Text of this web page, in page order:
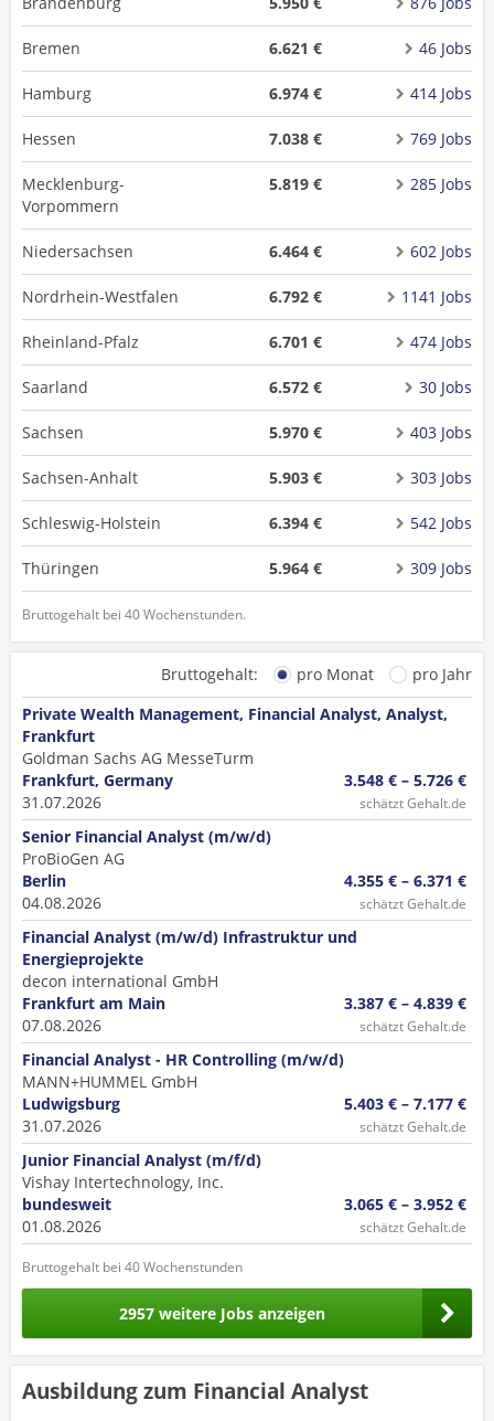
Bremen 6.621 € 46 Jobs
Hamburg 6.974 € 414 Jobs
Hessen 7.038 € 769 Jobs
Mecklenburg-
Vorpommern
5.819 € 285 Jobs
Niedersachsen 6.464 € 602 Jobs
Nordrhein-Westfalen 6.792 € 1141 Jobs
Rheinland-Pfalz 6.701 € 474 Jobs
Saarland 6.572 € 30 Jobs
Sachsen 5.970 € 403 Jobs
Sachsen-Anhalt 5.903 € 303 Jobs
Schleswig-Holstein 6.394 € 542 Jobs
Thüringen 5.964 € 309 Jobs
Bruttogehalt bei 40 Wochenstunden.
Bruttogehalt: pro Monat
pro Jahr
Private Wealth Management, Financial Analyst, Analyst,
Frankfurt
Goldman Sachs AG MesseTurm
Frankfurt, Germany
31.07.2026
3.548 € – 5.726 €
schätzt Gehalt.de
Senior Financial Analyst (m/w/d)
ProBioGen AG
Berlin
04.08.2026
4.355 € – 6.371 €
schätzt Gehalt.de
Financial Analyst (m/w/d) Infrastruktur und
Energieprojekte
decon international GmbH
Frankfurt am Main
07.08.2026
3.387 € – 4.839 €
schätzt Gehalt.de
Financial Analyst - HR Controlling (m/w/d)
MANN+HUMMEL GmbH
Ludwigsburg
31.07.2026
5.403 € – 7.177 €
schätzt Gehalt.de
Junior Financial Analyst (m/f/d)
Vishay Intertechnology, Inc.
bundesweit
01.08.2026
3.065 € – 3.952 €
schätzt Gehalt.de
Bruttogehalt bei 40 Wochenstunden
2957 weitere Jobs anzeigen
Ausbildung zum Financial Analyst